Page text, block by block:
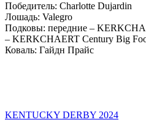
Победитель: Charlotte Dujardin
Лошадь: Valegro
Подковы: передние –
– KERKCHAERT Century Big
Коваль: Гайдн Прайс
KENTUCKY DERBY 2024